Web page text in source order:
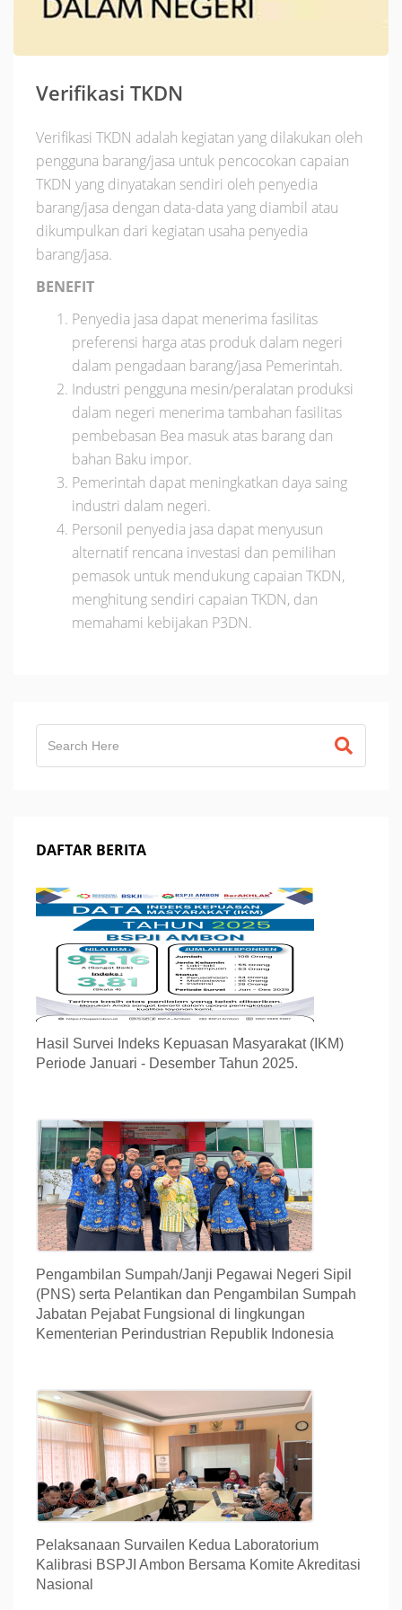
Verifikasi TKDN
Verifikasi TKDN adalah kegiatan yang dilakukan oleh
pengguna barang/jasa untuk pencocokan capaian
TKDN yang dinyatakan sendiri oleh penyedia
barang/jasa dengan data-data yang diambil atau
dikumpulkan dari kegiatan usaha penyedia
barang/jasa.
BENEFIT
Penyedia jasa dapat menerima fasilitas
preferensi harga atas produk dalam negeri
dalam pengadaan barang/jasa Pemerintah.
Industri pengguna mesin/peralatan produksi
dalam negeri menerima tambahan fasilitas
pembebasan Bea masuk atas barang dan
bahan Baku impor.
Pemerintah dapat meningkatkan daya saing
industri dalam negeri.
Personil penyedia jasa dapat menyusun
alternatif rencana investasi dan pemilihan
pemasok untuk mendukung capaian TKDN,
menghitung sendiri capaian TKDN, dan
memahami kebijakan P3DN.
DAFTAR BERITA
Hasil Survei Indeks Kepuasan Masyarakat (IKM)
Periode Januari - Desember Tahun 2025.
Pengambilan Sumpah/Janji Pegawai Negeri Sipil
(PNS) serta Pelantikan dan Pengambilan Sumpah
Jabatan Pejabat Fungsional di lingkungan
Kementerian Perindustrian Republik Indonesia
Pelaksanaan Survailen Kedua Laboratorium
Kalibrasi BSPJI Ambon Bersama Komite Akreditasi
Nasional